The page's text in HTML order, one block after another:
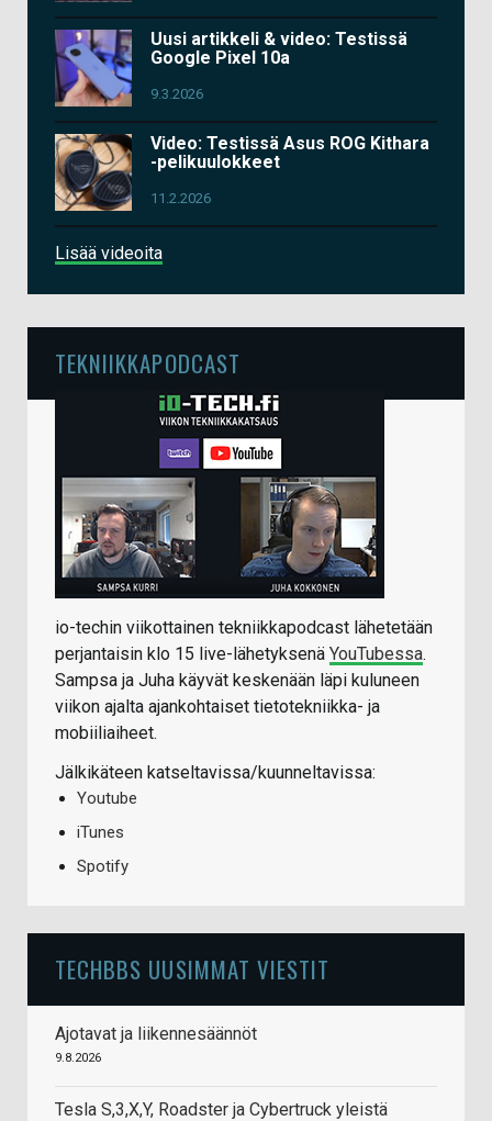
Uusi artikkeli & video: Testissä
Google Pixel 10a
9.3.2026
Video: Testissä Asus ROG Kithara
-pelikuulokkeet
11.2.2026
Lisää videoita
TEKNIIKKAPODCAST
io-techin viikottainen tekniikkapodcast lähetetään
perjantaisin klo 15 live-lähetyksenä YouTubessa.
Sampsa ja Juha käyvät keskenään läpi kuluneen
viikon ajalta ajankohtaiset tietotekniikka- ja
mobiiliaiheet.
Jälkikäteen katseltavissa/kuunneltavissa:
Youtube
iTunes
Spotify
TECHBBS UUSIMMAT VIESTIT
Ajotavat ja liikennesäännöt
9.8.2026
Tesla S,3,X,Y, Roadster ja Cybertruck yleistä